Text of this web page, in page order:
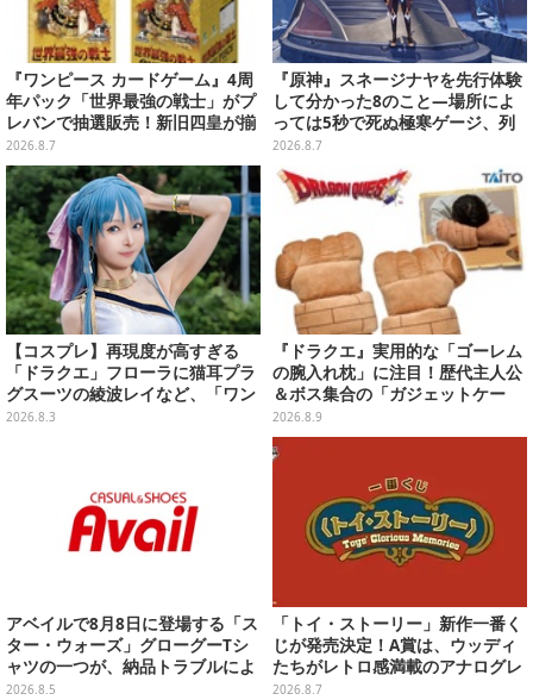
『ワンピース カードゲーム』4周
年パック「世界最強の戦士」がプ
レバンで抽選販売！新旧四皇が揃
い踏み、刃牙作者が描く「カイド
ウ」も
2026.8.7
『原神』スネージナヤを先行体験
して分かった8のこと―場所によ
っては5秒で死ぬ極寒ゲージ、列
車は“ダイナミック途中下車”可能
など自由度高め
2026.8.7
【コスプレ】再現度が高すぎる
「ドラクエ」フローラに猫耳プラ
グスーツの綾波レイなど、「ワン
フェス」に集結した美女レイヤー
2026.8.3
『ドラクエ』実用的な「ゴーレム
の腕入れ枕」に注目！歴代主人公
＆ボス集合の「ガジェットケー
ス」ほか9プライズが続々展開
2026.8.9
アベイルで8月8日に登場する「ス
ター・ウォーズ」グローグーTシ
ャツの一つが、納品トラブルによ
り販売日変更へ
2026.8.5
「トイ・ストーリー」新作一番く
じが発売決定！A賞は、ウッディ
たちがレトロ感満載のアナログレ
コード上を走る姿で立体化
2026.8.7